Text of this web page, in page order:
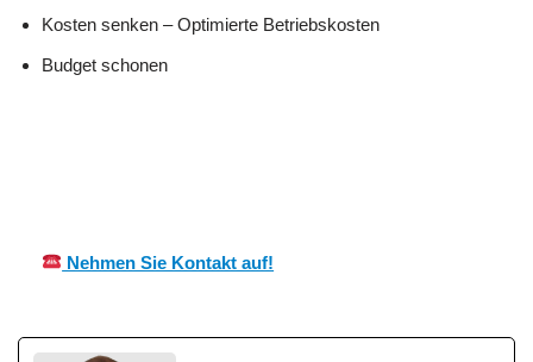
Kosten senken – Optimierte Betriebskosten
Budget schonen
Nehmen Sie Kontakt auf!